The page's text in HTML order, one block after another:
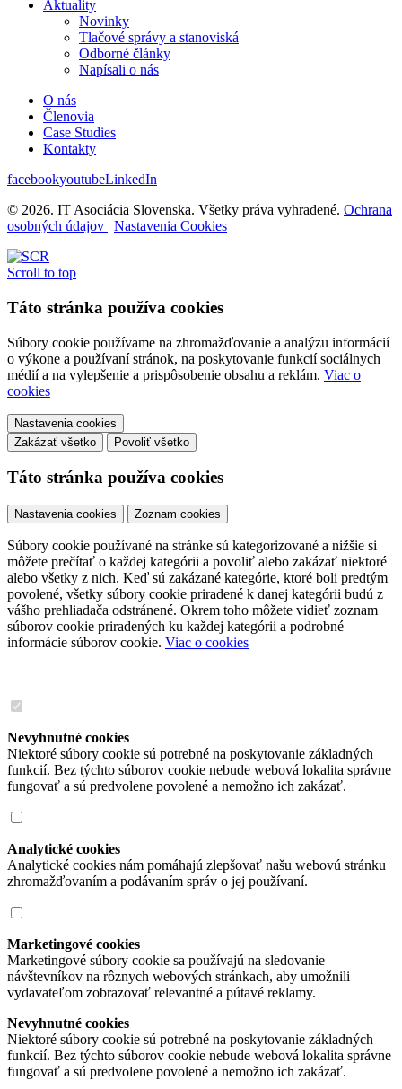
Aktuality
Novinky
Tlačové správy a stanoviská
Odborné články
Napísali o nás
O nás
Členovia
Case Studies
Kontakty
facebookyoutubeLinkedIn
© 2026. IT Asociácia Slovenska. Všetky práva vyhradené. Ochrana
osobných údajov | Nastavenia Cookies
Scroll to top
Táto stránka používa cookies
Súbory cookie používame na zhromažďovanie a analýzu informácií
o výkone a používaní stránok, na poskytovanie funkcií sociálnych
médií a na vylepšenie a prispôsobenie obsahu a reklám. Viac o
cookies
Nastavenia cookies
Zakázať všetko
Povoliť všetko
Táto stránka používa cookies
Nastavenia cookies Zoznam cookies
Súbory cookie používané na stránke sú kategorizované a nižšie si
môžete prečítať o každej kategórii a povoliť alebo zakázať niektoré
alebo všetky z nich. Keď sú zakázané kategórie, ktoré boli predtým
povolené, všetky súbory cookie priradené k danej kategórii budú z
vášho prehliadača odstránené. Okrem toho môžete vidieť zoznam
súborov cookie priradených ku každej kategórii a podrobné
informácie súborov cookie. Viac o cookies
Nevyhnutné cookies
Niektoré súbory cookie sú potrebné na poskytovanie základných
funkcií. Bez týchto súborov cookie nebude webová lokalita správne
fungovať a sú predvolene povolené a nemožno ich zakázať.
Analytické cookies
Analytické cookies nám pomáhajú zlepšovať našu webovú stránku
zhromažďovaním a podávaním správ o jej používaní.
Marketingové cookies
Marketingové súbory cookie sa používajú na sledovanie
návštevníkov na rôznych webových stránkach, aby umožnili
vydavateľom zobrazovať relevantné a pútavé reklamy.
Nevyhnutné cookies
Niektoré súbory cookie sú potrebné na poskytovanie základných
funkcií. Bez týchto súborov cookie nebude webová lokalita správne
fungovať a sú predvolene povolené a nemožno ich zakázať.